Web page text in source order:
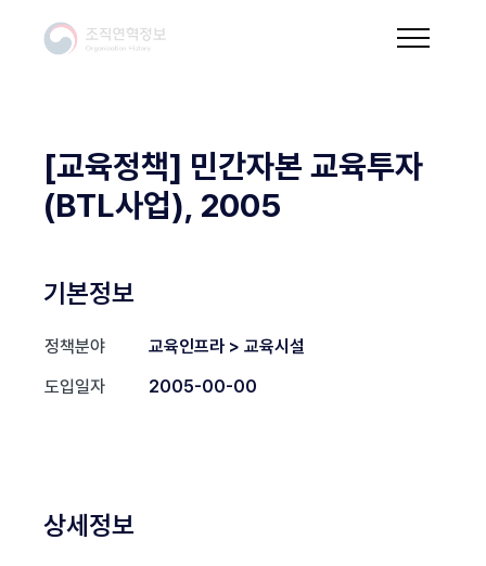
[교육정책] 민간자본 교육투자
(BTL사업), 2005
기본정보
정책분야
교육인프라 > 교육시설
도입일자
2005-00-00
상세정보